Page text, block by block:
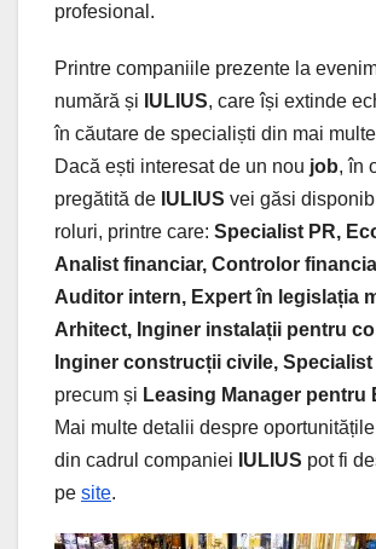
profesional.
Printre companiile prezente la
numără și IULIUS, care își extinde
în căutare de specialiști din mai
Dacă ești interesat de un nou job, în
pregătită de IULIUS vei găsi
roluri, printre care: Specialist PR,
Analist financiar, Controlor
Auditor intern, Expert în legislația
Arhitect, Inginer instalații pentru
Inginer construcții civile,
precum și Leasing Manager pentru
Mai multe detalii despre
din cadrul companiei IULIUS pot fi
pe site.